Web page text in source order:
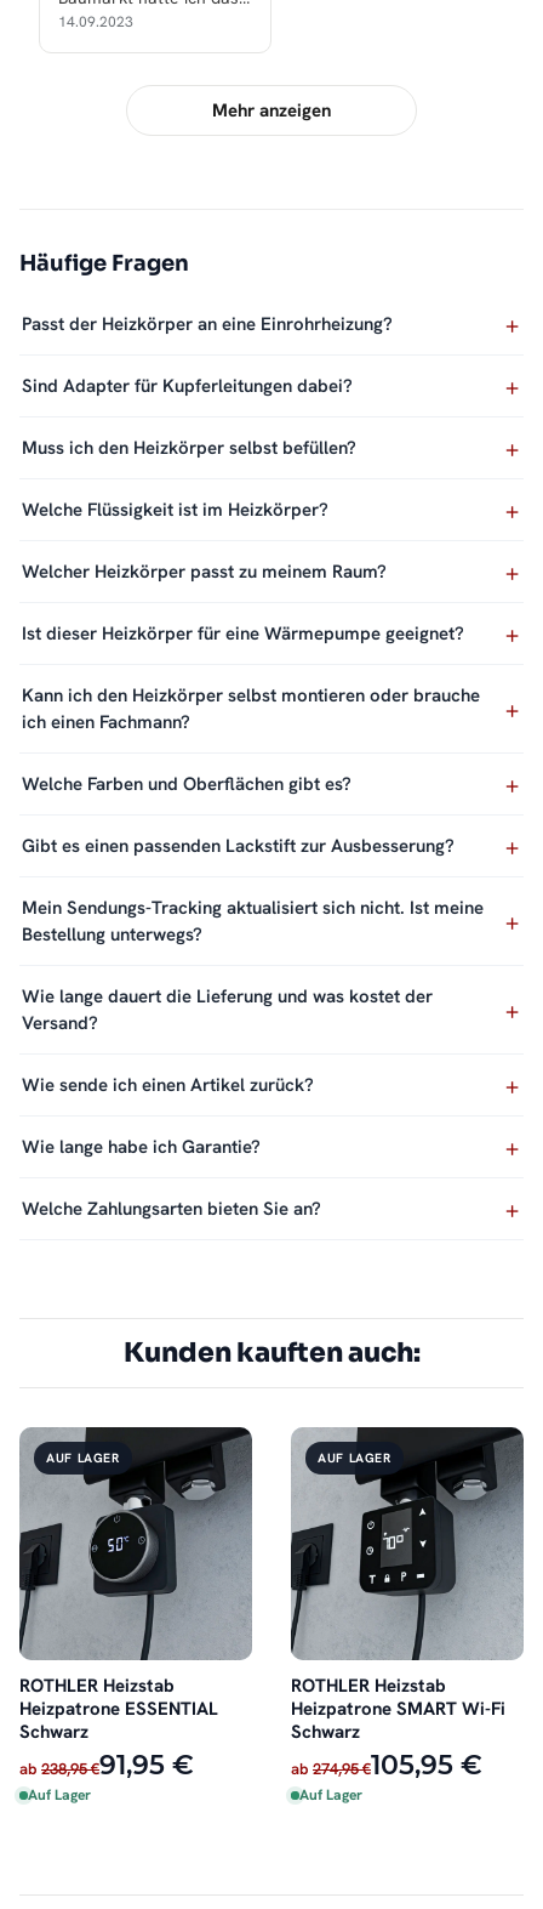
doppelte oder dreifache
bezahlt!
14.09.2023
Mehr anzeigen
Häufige Fragen
Passt der Heizkörper an eine Einrohrheizung?
Sind Adapter für Kupferleitungen dabei?
Muss ich den Heizkörper selbst befüllen?
Welche Flüssigkeit ist im Heizkörper?
Welcher Heizkörper passt zu meinem Raum?
Ist dieser Heizkörper für eine Wärmepumpe geeignet?
Kann ich den Heizkörper selbst montieren oder brauche
ich einen Fachmann?
Welche Farben und Oberflächen gibt es?
Gibt es einen passenden Lackstift zur Ausbesserung?
Mein Sendungs-Tracking aktualisiert sich nicht. Ist meine
Bestellung unterwegs?
Wie lange dauert die Lieferung und was kostet der
Versand?
Wie sende ich einen Artikel zurück?
Wie lange habe ich Garantie?
Welche Zahlungsarten bieten Sie an?
Kunden kauften auch:
AUF LAGER
ROTHLER Heizstab
Heizpatrone ESSENTIAL
Schwarz
ab 238,95 €91,95 €
Auf Lager
AUF LAGER
ROTHLER Heizstab
Heizpatrone SMART Wi-Fi
Schwarz
ab 274,95 €105,95 €
Auf Lager